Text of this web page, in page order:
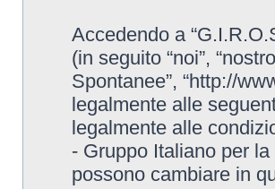
Accedendo a
(in seguito “noi”,
Spontanee”, “http://
legalmente alle
legalmente alle
- Gruppo Italiano per
possono cambiare in